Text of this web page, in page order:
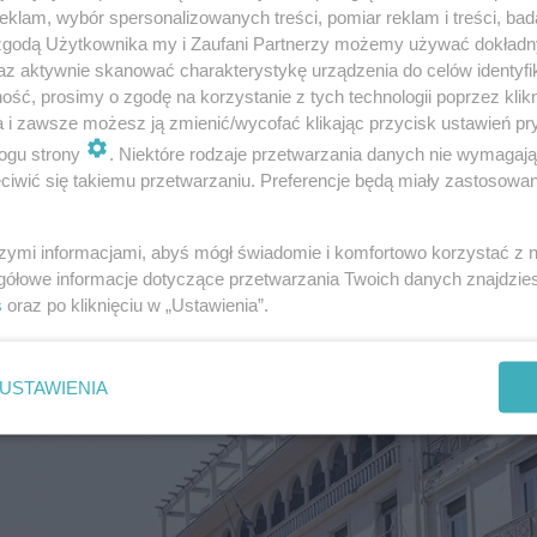
co pozwala znaleźć opcje dostosowane do
po przytulne pensjonaty w sercu miasta – każdy
za tygodniowy pobyt.
czas na podróż do Salonik, nie tylko ze względu na
z powodu atrakcyjnych cen biletów lotniczych. W
jedną stronę. Warto skorzystać z takiej okazji, aby
wybór spersonalizowanych treści, pomiar reklam i treści,
Użytkownika my i Zaufani Partnerzy możemy używać
aktywnie skanować charakterystykę urządzenia do celów
prosimy o zgodę na korzystanie z tych technologii poprzez
i zawsze możesz ją zmienić/wycofać klikając przycisk ustawień
strony
. Niektóre rodzaje przetwarzania danych nie
się takiemu przetwarzaniu. Preferencje będą miały
informacjami, abyś mógł świadomie i komfortowo korzystać z
informacje dotyczące przetwarzania Twoich danych
oraz po kliknięciu w „Ustawienia”.
USTAWIENIA